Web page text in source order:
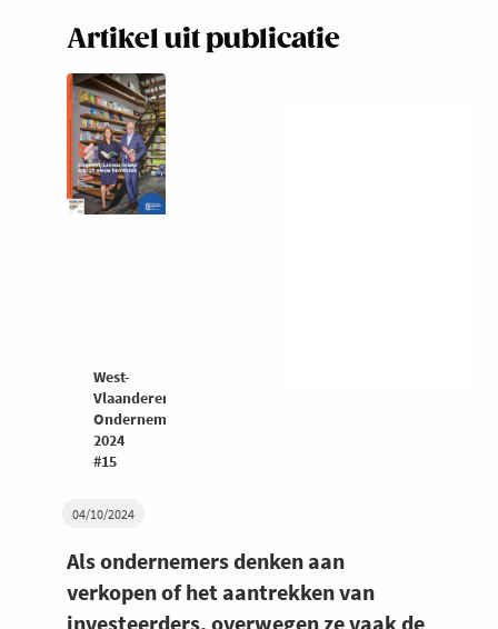
04/10/2024
Als ondernemers denken aan
verkopen of het aantrekken van
investeerders, overwegen ze vaak de
Artikel uit publicatie
West-
Vlaanderen
Ondernemers
2024
#15